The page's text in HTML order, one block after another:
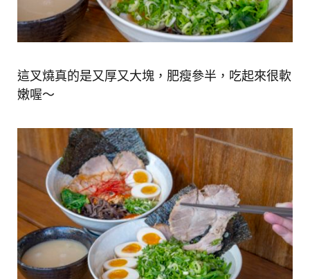
這叉燒真的是又厚又大塊，肥瘦參半，吃起來很軟
嫩喔～